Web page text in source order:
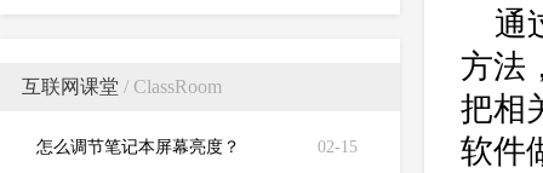
互联网课堂 / ClassRoom
02-15
怎么调节笔记本屏幕亮度？
通
方法
把相
软件